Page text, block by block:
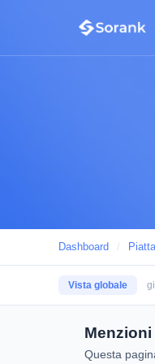
Dashboard /
Vista globale
Questa